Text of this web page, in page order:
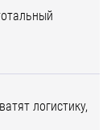
логистику,